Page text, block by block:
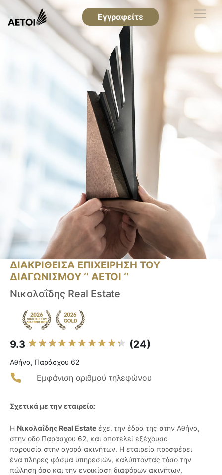
Εγγραφείτε
ΔΙΑΚΡΙΘΕΙΣΑ ΕΠΙΧΕΙΡΗΣΗ ΤΟΥ
ΔΙΑΓΩΝΙΣΜΟΥ ‘’ ΑΕΤΟΙ ‘’
Νικολαΐδης Real Estate
9.3 (24)
Αθήνα, Παράσχου 62
Εμφάνιση αριθμού τηλεφώνου
Σχετικά με την εταιρεία:
Η Νικολαΐδης Real Estate έχει την έδρα της στην Αθήνα,
στην οδό Παράσχου 62, και αποτελεί εξέχουσα
παρουσία στην αγορά ακινήτων. Η εταιρεία προσφέρει
ένα πλήρες φάσμα υπηρεσιών, καλύπτοντας τόσο την
πώληση όσο και την ενοικίαση διαφόρων ακινήτων,